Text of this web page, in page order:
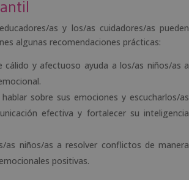
as y los/as cuidadores/as pueden
algunas recomendaciones prácticas:
cálido y afectuoso ayuda a los/as niños/as a
sobre sus emociones y escucharlos/as
efectiva y fortalecer su inteligencia
as niños/as a resolver conflictos de manera
positivas.